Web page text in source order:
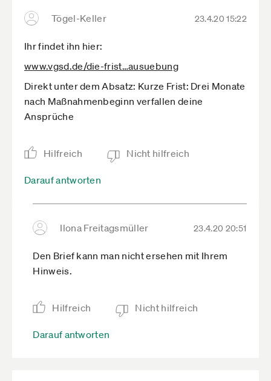
Tögel-Keller 23.4.20 15:22
Ihr findet ihn hier:
www.vgsd.de­/die-frist­…ausuebung
Direkt unter dem Absatz: Kurze Frist: Drei Monate
nach Maßnahmenbeginn verfallen deine
Ansprüche
Hilfreich Nicht hilfreich
Darauf antworten
Ilona Freitagsmüller 23.4.20 20:51
Den Brief kann man nicht ersehen mit Ihrem
Hinweis.
Hilfreich Nicht hilfreich
Darauf antworten